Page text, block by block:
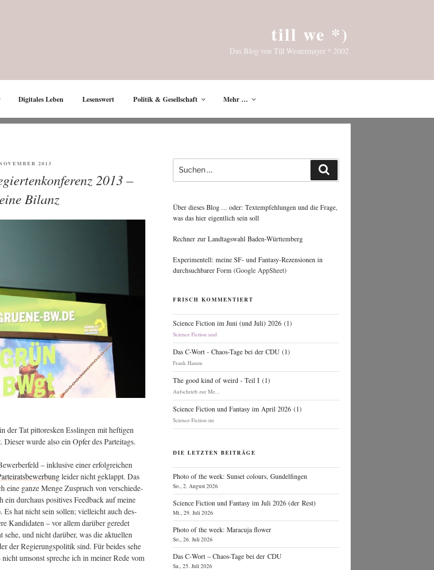
till we *)
Das Blog von Till Westermayer * 2002
Digitales Leben Lesenswert Politik & Gesellschaft Mehr …
2013
2013 –
Bilanz
der Tat pit­to­res­ken Ess­lin­gen mit hef­ti­gen
wur­de also ein Opfer des Parteitags.
– inklu­si­ve einer erfolg­rei­chen
lei­der nicht geklappt. Das
eine gan­ze Men­ge Zuspruch von ver­schie­de­
durch­aus posi­ti­ves Feed­back auf mei­ne
Es hat nicht sein sol­len; viel­leicht auch des­
Kan­di­da­ten – vor allem dar­über gere­det
und nicht dar­über, was die aktu­el­len
der Regie­rungs­po­li­tik sind. Für bei­des sehe
umsonst spre­che ich in mei­ner Rede vom
Suche
nach:
Über dieses Blog ... oder: Textempfehlungen und die Frage,
was das hier eigentlich sein soll
Rechner zur Landtagswahl Baden-Württemberg
Experimentell: meine SF- und Fantasy-Rezensionen in
durchsuchbarer Form (Google AppSheet)
FRISCH KOMMENTIERT
Science Fiction im Juni (und Juli) 2026 (1)
Science Fiction und
Das C-Wort - Chaos-Tage bei der CDU (1)
Frank Hamm
The good kind of weird - Teil I (1)
Aufschrieb zur Me...
Science Fiction und Fantasy im April 2026 (1)
Science Fiction im
DIE LETZTEN BEITRÄGE
Photo of the week: Sunset colours, Gundelfingen
So., 2. August 2026
Science Fiction und Fantasy im Juli 2026 (der Rest)
Mi., 29. Juli 2026
Photo of the week: Maracuja flower
So., 26. Juli 2026
Das C‑Wort – Chaos-Tage bei der CDU
Sa., 25. Juli 2026